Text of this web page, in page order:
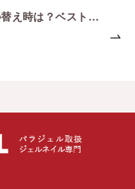
ジェルネイルの替え時は？ベストな頻度とジェルネイルを長持ちさせるポイント